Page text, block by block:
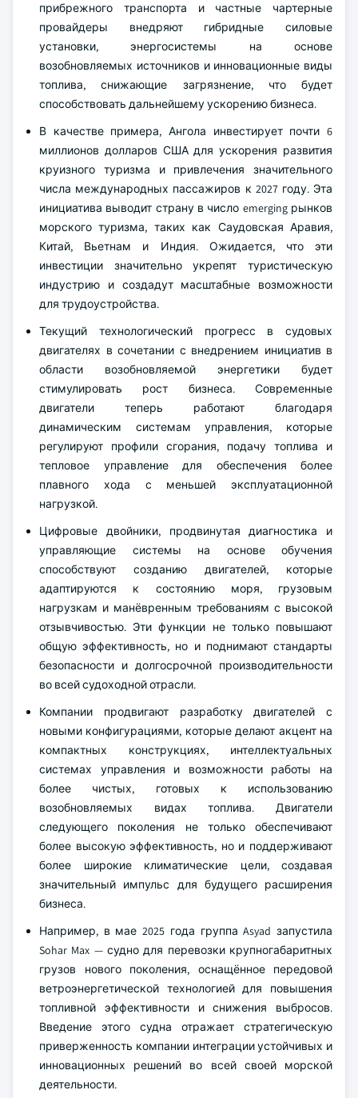
прибрежного транспорта и частные чартерные
провайдеры внедряют гибридные силовые
установки, энергосистемы на основе
возобновляемых источников и инновационные виды
топлива, снижающие загрязнение, что будет
способствовать дальнейшему ускорению бизнеса.
В качестве примера, Ангола инвестирует почти 6
миллионов долларов США для ускорения развития
круизного туризма и привлечения значительного
числа международных пассажиров к 2027 году. Эта
инициатива выводит страну в число emerging рынков
морского туризма, таких как Саудовская Аравия,
Китай, Вьетнам и Индия. Ожидается, что эти
инвестиции значительно укрепят туристическую
индустрию и создадут масштабные возможности
для трудоустройства.
Текущий технологический прогресс в судовых
двигателях в сочетании с внедрением инициатив в
области возобновляемой энергетики будет
стимулировать рост бизнеса. Современные
двигатели теперь работают благодаря
динамическим системам управления, которые
регулируют профили сгорания, подачу топлива и
тепловое управление для обеспечения более
плавного хода с меньшей эксплуатационной
нагрузкой.
Цифровые двойники, продвинутая диагностика и
управляющие системы на основе обучения
способствуют созданию двигателей, которые
адаптируются к состоянию моря, грузовым
нагрузкам и манёвренным требованиям с высокой
отзывчивостью. Эти функции не только повышают
общую эффективность, но и поднимают стандарты
безопасности и долгосрочной производительности
во всей судоходной отрасли.
Компании продвигают разработку двигателей с
новыми конфигурациями, которые делают акцент на
компактных конструкциях, интеллектуальных
системах управления и возможности работы на
более чистых, готовых к использованию
возобновляемых видах топлива. Двигатели
следующего поколения не только обеспечивают
более высокую эффективность, но и поддерживают
более широкие климатические цели, создавая
значительный импульс для будущего расширения
бизнеса.
Например, в мае 2025 года группа Asyad запустила
Sohar Max — судно для перевозки крупногабаритных
грузов нового поколения, оснащённое передовой
ветроэнергетической технологией для повышения
топливной эффективности и снижения выбросов.
Введение этого судна отражает стратегическую
приверженность компании интеграции устойчивых и
инновационных решений во всей своей морской
деятельности.